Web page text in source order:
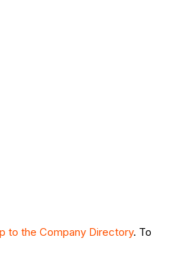
to the Company Directory. To